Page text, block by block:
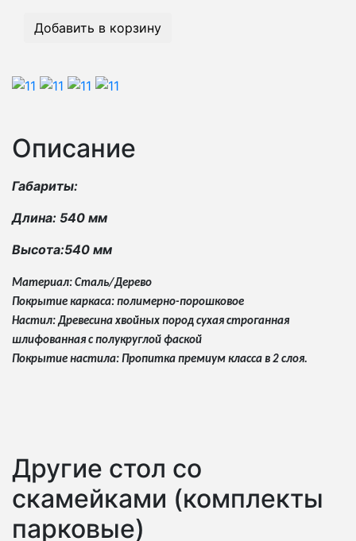
Добавить в корзину
Описание
Габариты:
Длина: 540 мм
Высота:540 мм
Материал: Сталь/Дерево
Покрытие каркаса: полимерно-порошковое
Настил: Древесина хвойных пород сухая строганная
шлифованная с полукруглой фаской
Покрытие настила: Пропитка премиум класса в 2 слоя.
Другие стол со
скамейками (комплекты
парковые)